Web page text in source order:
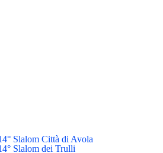
Slalom Città di Avola
Slalom dei Trulli